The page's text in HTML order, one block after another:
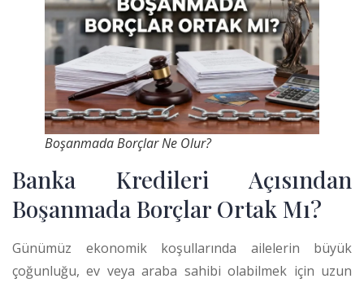
Boşanmada Borçlar Ne Olur?
Banka Kredileri Açısından
Boşanmada Borçlar Ortak Mı?
Günümüz ekonomik koşullarında ailelerin büyük
çoğunluğu, ev veya araba sahibi olabilmek için uzun